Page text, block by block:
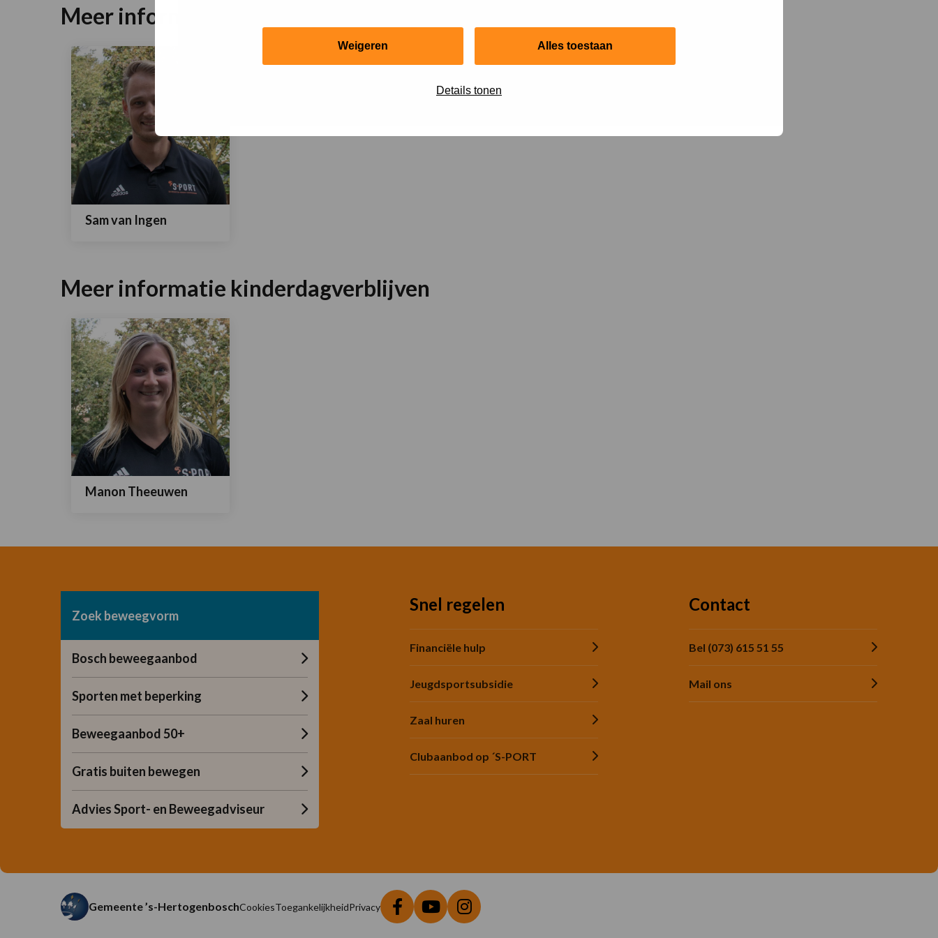
Weigeren Alles toestaan
Details tonen
Meer informatie onderwijsinstellingen
Sam van Ingen
over
Sam
van
Ingen
Meer informatie kinderdagverblijven
Manon Theeuwen
Zoek beweegvorm
Bosch beweegaanbod
Sporten met beperking
Beweegaanbod 50+
Gratis buiten bewegen
Advies Sport- en Beweegadviseur
Snel regelen
Financiële hulp
Jeugdsportsubsidie
Zaal huren
Clubaanbod op ´S-PORT
Contact
Bel (073) 615 51 55
Mail ons
Gemeente ’s-HertogenboschCookiesToegankelijkheidPrivacy
Ga
Ga
Ga